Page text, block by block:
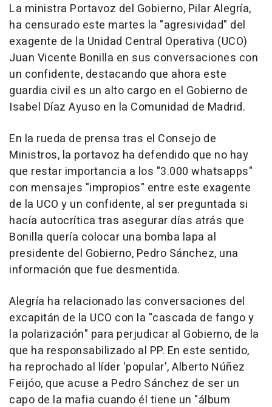
La ministra Portavoz del Gobierno, Pilar Alegría,
ha censurado este martes la "agresividad" del
exagente de la Unidad Central Operativa (UCO)
Juan Vicente Bonilla en sus conversaciones con
un confidente, destacando que ahora este
guardia civil es un alto cargo en el Gobierno de
Isabel Díaz Ayuso en la Comunidad de Madrid.
En la rueda de prensa tras el Consejo de
Ministros, la portavoz ha defendido que no hay
que restar importancia a los "3.000 whatsapps"
con mensajes "impropios" entre este exagente
de la UCO y un confidente, al ser preguntada si
hacía autocrítica tras asegurar días atrás que
Bonilla quería colocar una bomba lapa al
presidente del Gobierno, Pedro Sánchez, una
información que fue desmentida.
Alegría ha relacionado las conversaciones del
excapitán de la UCO con la "cascada de fango y
la polarización" para perjudicar al Gobierno, de la
que ha responsabilizado al PP. En este sentido,
ha reprochado al líder 'popular', Alberto Núñez
Feijóo, que acuse a Pedro Sánchez de ser un
capo de la mafia cuando él tiene un "álbum